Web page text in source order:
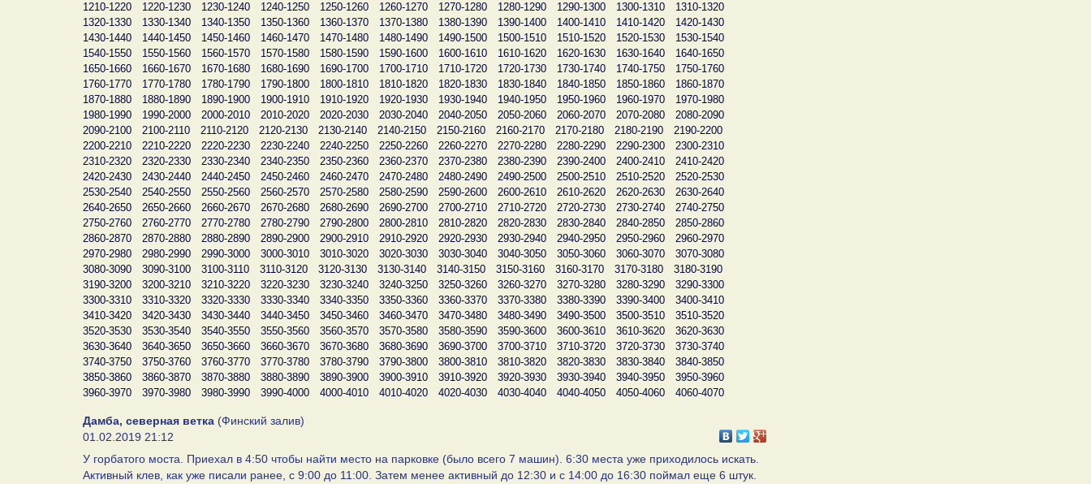
1210-1220
1220-1230 1230-1240 1240-1250 1250-1260 1260-1270 1270-1280 1280-1290 1290-1300 1300-1310
1310-1320
1320-1330
1330-1340 1340-1350 1350-1360 1360-1370 1370-1380 1380-1390 1390-1400 1400-1410 1410-1420
1420-1430
1430-1440
1440-1450 1450-1460 1460-1470 1470-1480 1480-1490 1490-1500 1500-1510 1510-1520 1520-1530
1530-1540
1540-1550
1550-1560 1560-1570 1570-1580 1580-1590 1590-1600 1600-1610 1610-1620 1620-1630 1630-1640
1640-1650
1650-1660
1660-1670 1670-1680 1680-1690 1690-1700 1700-1710 1710-1720 1720-1730 1730-1740 1740-1750
1750-1760
1760-1770
1770-1780 1780-1790 1790-1800 1800-1810 1810-1820 1820-1830 1830-1840 1840-1850 1850-1860
1860-1870
1870-1880
1880-1890 1890-1900 1900-1910 1910-1920 1920-1930 1930-1940 1940-1950 1950-1960 1960-1970
1970-1980
1980-1990
1990-2000 2000-2010 2010-2020 2020-2030 2030-2040 2040-2050 2050-2060 2060-2070 2070-2080
2080-2090
2090-2100
2100-2110 2110-2120 2120-2130 2130-2140 2140-2150 2150-2160 2160-2170 2170-2180 2180-2190
2190-2200
2200-2210
2210-2220 2220-2230 2230-2240 2240-2250 2250-2260 2260-2270 2270-2280 2280-2290 2290-2300
2300-2310
2310-2320
2320-2330 2330-2340 2340-2350 2350-2360 2360-2370 2370-2380 2380-2390 2390-2400 2400-2410
2410-2420
2420-2430
2430-2440 2440-2450 2450-2460 2460-2470 2470-2480 2480-2490 2490-2500 2500-2510 2510-2520
2520-2530
2530-2540
2540-2550 2550-2560 2560-2570 2570-2580 2580-2590 2590-2600 2600-2610 2610-2620 2620-2630
2630-2640
2640-2650
2650-2660 2660-2670 2670-2680 2680-2690 2690-2700 2700-2710 2710-2720 2720-2730 2730-2740
2740-2750
2750-2760
2760-2770 2770-2780 2780-2790 2790-2800 2800-2810 2810-2820 2820-2830 2830-2840 2840-2850
2850-2860
2860-2870
2870-2880 2880-2890 2890-2900 2900-2910 2910-2920 2920-2930 2930-2940 2940-2950 2950-2960
2960-2970
2970-2980
2980-2990 2990-3000 3000-3010 3010-3020 3020-3030 3030-3040 3040-3050 3050-3060 3060-3070
3070-3080
3080-3090
3090-3100 3100-3110 3110-3120 3120-3130 3130-3140 3140-3150 3150-3160 3160-3170 3170-3180
3180-3190
3190-3200
3200-3210 3210-3220 3220-3230 3230-3240 3240-3250 3250-3260 3260-3270 3270-3280 3280-3290
3290-3300
3300-3310
3310-3320 3320-3330 3330-3340 3340-3350 3350-3360 3360-3370 3370-3380 3380-3390 3390-3400
3400-3410
3410-3420
3420-3430 3430-3440 3440-3450 3450-3460 3460-3470 3470-3480 3480-3490 3490-3500 3500-3510
3510-3520
3520-3530
3530-3540 3540-3550 3550-3560 3560-3570 3570-3580 3580-3590 3590-3600 3600-3610 3610-3620
3620-3630
3630-3640
3640-3650 3650-3660 3660-3670 3670-3680 3680-3690 3690-3700 3700-3710 3710-3720 3720-3730
3730-3740
3740-3750
3750-3760 3760-3770 3770-3780 3780-3790 3790-3800 3800-3810 3810-3820 3820-3830 3830-3840
3840-3850
3850-3860
3860-3870 3870-3880 3880-3890 3890-3900 3900-3910 3910-3920 3920-3930 3930-3940 3940-3950
3950-3960
3960-3970
3970-3980 3980-3990 3990-4000 4000-4010 4010-4020 4020-4030 4030-4040 4040-4050 4050-4060 4060-4070
Дамба, северная ветка (Финский залив)
01.02.2019 21:12
У горбатого моста. Приехал в 4:50 чтобы найти место на парковке (было всего 7 машин). 6:30 места уже приходилось искать.
Активный клев, как уже писали ранее, с 9:00 до 11:00. Затем менее активный до 12:30 и с 14:00 до 16:30 поймал еще 6 штук.